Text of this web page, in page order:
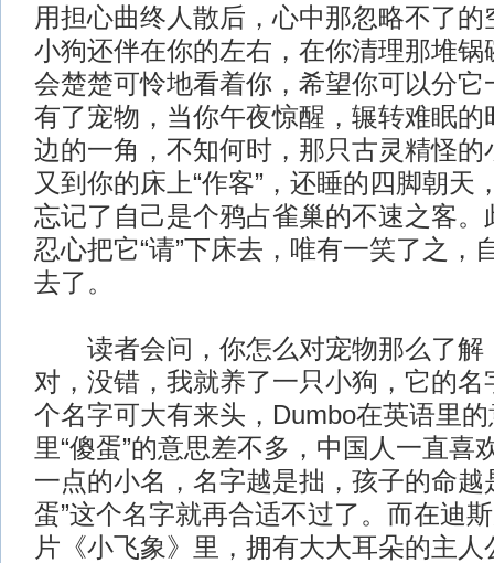
用担心曲终人散后，心中那忽略不了
小狗还伴在你的左右，在你清理那堆锅
会楚楚可怜地看着你，希望你可以分它
有了宠物，当你午夜惊醒，辗转难眠的
边的一角，不知何时，那只古灵精怪的
又到你的床上“作客”，还睡的四脚朝天
忘记了自己是个鸦占雀巢的不速之客。
忍心把它“请”下床去，唯有一笑了之，
去了。
读者会问，你怎么对宠物那么了解
对，没错，我就养了一只小狗，它的名
个名字可大有来头，Dumbo在英语里
里“傻蛋”的意思差不多，中国人一直喜
一点的小名，名字越是拙，孩子的命越
蛋”这个名字就再合适不过了。而在迪
片《小飞象》里，拥有大大耳朵的主人